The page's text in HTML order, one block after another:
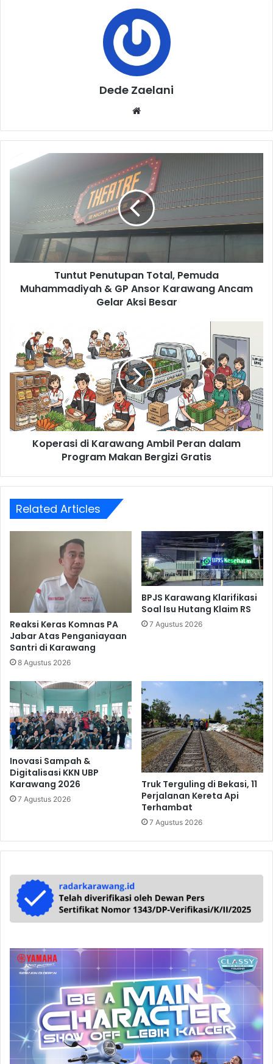
Dede Zaelani
Tuntut
Penutupan
Muhammadiyah
&
GP
Ansor
Karawang
Gelar
Tuntut Penutupan Total, Pemuda
Muhammadiyah & GP Ansor Karawang Ancam
Gelar Aksi Besar
Karawang
Ambil
Peran
dalam
Program
Makan
Bergizi
Koperasi di Karawang Ambil Peran dalam
Program Makan Bergizi Gratis
Related Articles
Reaksi Keras Komnas PA
Jabar Atas Penganiayaan
Santri di Karawang
8 Agustus 2026
BPJS Karawang Klarifikasi
Soal Isu Hutang Klaim RS
7 Agustus 2026
Inovasi Sampah &
Digitalisasi KKN UBP
Karawang 2026
7 Agustus 2026
Truk Terguling di Bekasi, 11
Perjalanan Kereta Api
Terhambat
7 Agustus 2026